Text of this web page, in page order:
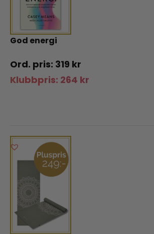
God energi
319 kr
Klubbpris: 264 kr